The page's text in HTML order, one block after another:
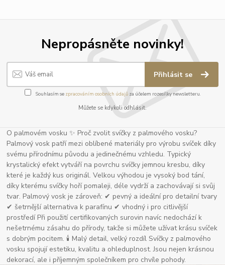
Nepropásněte novinky!
Přihlásit se
Souhlasím se zpracováním osobních údajůza účelem rozesílky newsletteru.
Můžete se kdykoli odhlásit.
O palmovém vosku ✨ Proč zvolit svíčky z palmového vosku?
Palmový vosk patří mezi oblíbené materiály pro výrobu svíček díky
svému přírodnímu původu a jedinečnému vzhledu. Typický
krystalický efekt vytváří na povrchu svíčky jemnou kresbu, díky
které je každý kus originál. Velkou výhodou je vysoký bod tání,
díky kterému svíčky hoří pomaleji, déle vydrží a zachovávají si svůj
tvar. Palmový vosk je zároveň: ✔ pevný a ideální pro detailní tvary
✔ šetrnější alternativa k parafínu ✔ vhodný i pro citlivější
prostředí Při použití certifikovaných surovin navíc nedochází k
nešetrnému zásahu do přírody, takže si můžete užívat krásu svíček
s dobrým pocitem. 🕯 Malý detail, velký rozdíl Svíčky z palmového
vosku spojují estetiku, kvalitu a ohleduplnost. Jsou nejen krásnou
dekorací, ale i příjemným společníkem pro chvíle pohody.